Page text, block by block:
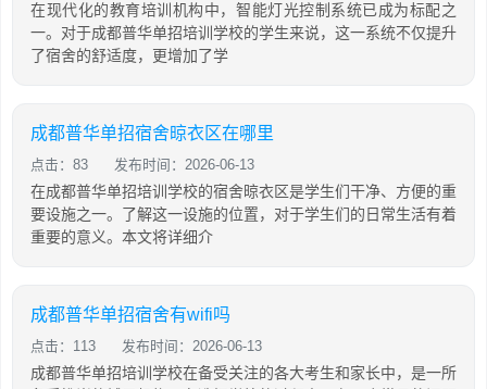
在现代化的教育培训机构中，智能灯光控制系统已成为标配之
一。对于成都普华单招培训学校的学生来说，这一系统不仅提升
了宿舍的舒适度，更增加了学
成都普华单招宿舍晾衣区在哪里
点击：83 发布时间：2026-06-13
在成都普华单招培训学校的宿舍晾衣区是学生们干净、方便的重
要设施之一。了解这一设施的位置，对于学生们的日常生活有着
重要的意义。本文将详细介
成都普华单招宿舍有wifi吗
点击：113 发布时间：2026-06-13
成都普华单招培训学校在备受关注的各大考生和家长中，是一所